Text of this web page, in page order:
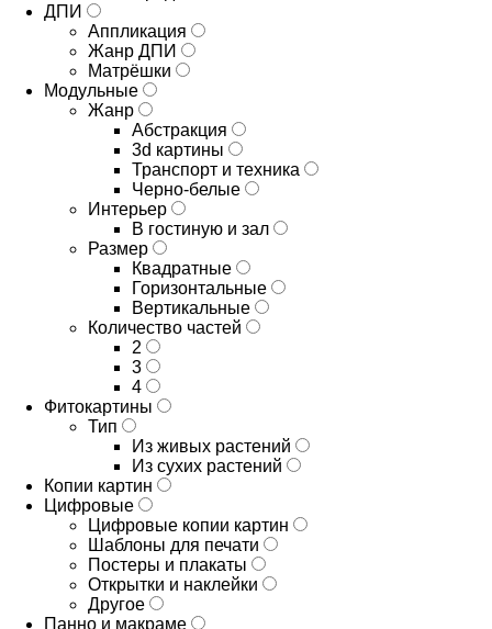
ДПИ
Аппликация
Жанр ДПИ
Матрёшки
Модульные
Жанр
Абстракция
3d картины
Транспорт и техника
Черно-белые
Интерьер
В гостиную и зал
Размер
Квадратные
Горизонтальные
Вертикальные
Количество частей
2
3
4
Фитокартины
Тип
Из живых растений
Из сухих растений
Копии картин
Цифровые
Цифровые копии картин
Шаблоны для печати
Постеры и плакаты
Открытки и наклейки
Другое
Панно и макраме